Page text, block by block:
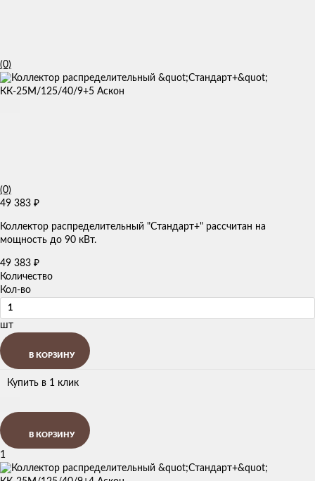
(0)
(0)
49 383 ₽
Коллектор распределительный "Стандарт+" рассчитан на
мощность до 90 кВт.
49 383 ₽
Количество
Кол-во
шт
В КОРЗИНУ
Купить в 1 клик
В КОРЗИНУ
1